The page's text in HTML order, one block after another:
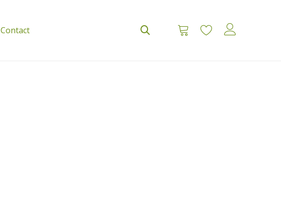
Contact